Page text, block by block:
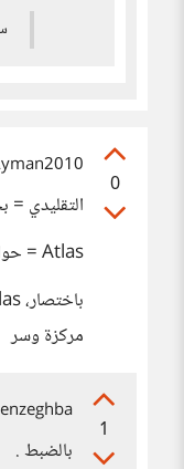
0
التقليدي
Atlas = حوار + استخلاص المعلومات + اقتراحات تلقائية
مركزة وسر
1
بالضبط .